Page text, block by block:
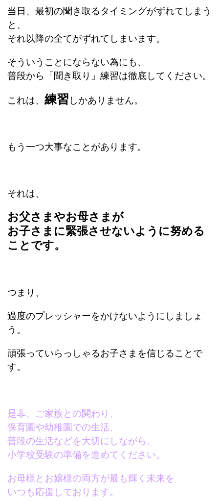
当日、最初の聞き取るタイミングがずれてしまう
と、
それ以降の全てがずれてしまいます。
そういうことにならない為にも、
普段から「聞き取り」練習は徹底してください。
これは、 練習 しかありません。
もう一つ大事なことがあります。
それは、
お父さまやお母さまが
お子さまに緊張させないように努める
ことです。
つまり、
過度のプレッシャーをかけないようにしましょ
う。
頑張っていらっしゃるお子さまを信じることで
す。
是非、ご家族との関わり、
保育園や幼稚園での生活、
普段の生活などを大切にしながら、
小学校受験の準備を進めてください。
お母様とお嬢様の両方が最も輝く未来を
いつも応援しております。